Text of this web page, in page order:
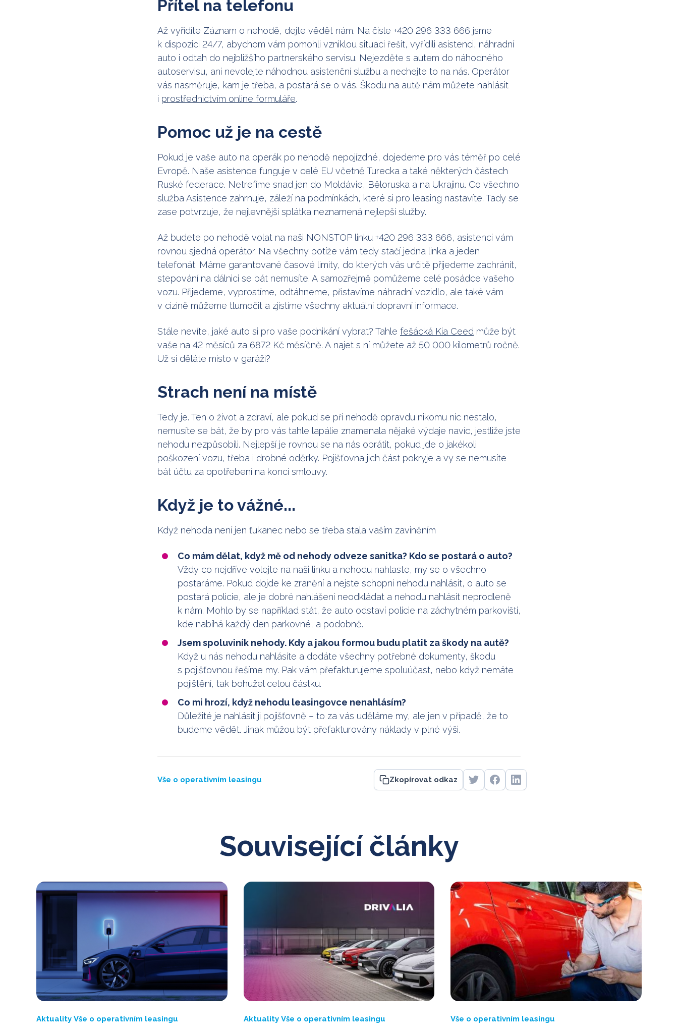
Přítel na telefonu
Až vyřídíte Záznam o nehodě, dejte vědět nám. Na čísle +420 296 333 666 jsme
k dispozici 24/7, abychom vám pomohli vzniklou situaci řešit, vyřídili asistenci, náhradní
auto i odtah do nejbližšího partnerského servisu. Nejezděte s autem do náhodného
autoservisu, ani nevolejte náhodnou asistenční službu a nechejte to na nás. Operátor
vás nasměruje, kam je třeba, a postará se o vás. Škodu na autě nám můžete nahlásit
i prostřednictvím online formuláře.
Pomoc už je na cestě
Pokud je vaše auto na operák po nehodě nepojízdné, dojedeme pro vás téměř po celé
Evropě. Naše asistence funguje v celé EU včetně Turecka a také některých částech
Ruské federace. Netrefíme snad jen do Moldávie, Běloruska a na Ukrajinu. Co všechno
služba Asistence zahrnuje, záleží na podmínkách, které si pro leasing nastavíte. Tady se
zase potvrzuje, že nejlevnější splátka neznamená nejlepší služby.
Až budete po nehodě volat na naši NONSTOP linku +420 296 333 666, asistenci vám
rovnou sjedná operátor. Na všechny potíže vám tedy stačí jedna linka a jeden
telefonát. Máme garantované časové limity, do kterých vás určitě přijedeme zachránit,
stepování na dálnici se bát nemusíte. A samozřejmě pomůžeme celé posádce vašeho
vozu. Přijedeme, vyprostíme, odtáhneme, přistavíme náhradní vozidlo, ale také vám
v cizině můžeme tlumočit a zjistíme všechny aktuální dopravní informace.
Stále nevíte, jaké auto si pro vaše podnikání vybrat? Tahle fešácká Kia Ceed může být
vaše na 42 měsíců za 6872 Kč měsíčně. A najet s ní můžete až 50 000 kilometrů ročně.
Už si děláte místo v garáži?
Strach není na místě
Tedy je. Ten o život a zdraví, ale pokud se při nehodě opravdu nikomu nic nestalo,
nemusíte se bát, že by pro vás tahle lapálie znamenala nějaké výdaje navíc, jestliže jste
nehodu nezpůsobili. Nejlepší je rovnou se na nás obrátit, pokud jde o jakékoli
poškození vozu, třeba i drobné oděrky. Pojišťovna jich část pokryje a vy se nemusíte
bát účtu za opotřebení na konci smlouvy.
Když je to vážné...
Když nehoda není jen ťukanec nebo se třeba stala vaším zaviněním
Co mám dělat, když mě od nehody odveze sanitka? Kdo se postará o auto?
Vždy co nejdříve volejte na naši linku a nehodu nahlaste, my se o všechno
postaráme. Pokud dojde ke zranění a nejste schopni nehodu nahlásit, o auto se
postará policie, ale je dobré nahlášení neodkládat a nehodu nahlásit neprodleně
k nám. Mohlo by se například stát, že auto odstaví policie na záchytném parkovišti,
kde nabíhá každý den parkovné, a podobně.
Jsem spoluviník nehody. Kdy a jakou formou budu platit za škody na autě?
Když u nás nehodu nahlásíte a dodáte všechny potřebné dokumenty, škodu
s pojišťovnou řešíme my. Pak vám přefakturujeme spoluúčast, nebo když nemáte
pojištění, tak bohužel celou částku.
Co mi hrozí, když nehodu leasingovce nenahlásím?
Důležité je nahlásit ji pojišťovně – to za vás uděláme my, ale jen v případě, že to
budeme vědět. Jinak můžou být přefakturovány náklady v plné výši.
Vše o operativním leasingu Zkopírovat odkaz
Související články
Aktuality Vše o operativním leasingu Aktuality Vše o operativním leasingu Vše o operativním leasingu